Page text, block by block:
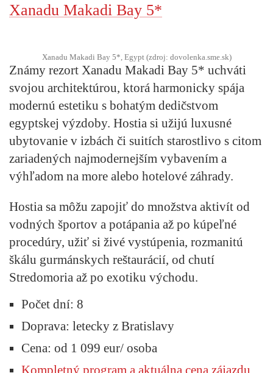
Xanadu Makadi Bay 5*
Xanadu Makadi Bay 5*, Egypt (zdroj: dovolenka.sme.sk)
Známy rezort Xanadu Makadi Bay 5* uchváti
svojou architektúrou, ktorá harmonicky spája
modernú estetiku s bohatým dedičstvom
egyptskej výzdoby. Hostia si užijú luxusné
ubytovanie v izbách či suitích starostlivo s citom
zariadených najmodernejším vybavením a
výhľadom na more alebo hotelové záhrady.
Hostia sa môžu zapojiť do množstva aktivít od
vodných športov a potápania až po kúpeľné
procedúry, užiť si živé vystúpenia, rozmanitú
škálu gurmánskych reštaurácií, od chutí
Stredomoria až po exotiku východu.
Počet dní: 8
Doprava: letecky z Bratislavy
Cena: od 1 099 eur/ osoba
Kompletný program a aktuálna cena zájazdu